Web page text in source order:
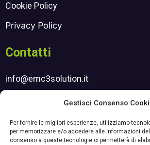
Gestisci Consenso
Per fornire le migliori esperienze, utilizziamo
per memorizzare e/o accedere alle informazioni del
consenso a queste tecnologie ci permetterà di
Cookie Policy
Privacy Policy
Contatti
info@emc3solution.it
henry.srl@pec.it
Iscrizione newsletter